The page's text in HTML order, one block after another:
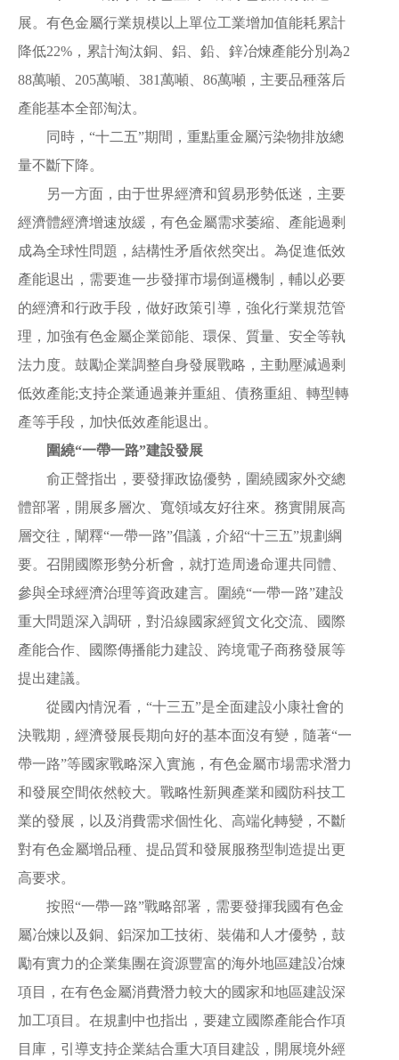
展。有色金屬行業規模以上單位工業增加值能耗累計
降低22%，累計淘汰銅、鋁、鉛、鋅冶煉產能分別為2
88萬噸、205萬噸、381萬噸、86萬噸，主要品種落后
產能基本全部淘汰。
同時，“十二五”期間，重點重金屬污染物排放總
量不斷下降。
另一方面，由于世界經濟和貿易形勢低迷，主要
經濟體經濟增速放緩，有色金屬需求萎縮、產能過剩
成為全球性問題，結構性矛盾依然突出。為促進低效
產能退出，需要進一步發揮市場倒逼機制，輔以必要
的經濟和行政手段，做好政策引導，強化行業規范管
理，加強有色金屬企業節能、環保、質量、安全等執
法力度。鼓勵企業調整自身發展戰略，主動壓減過剩
低效產能;支持企業通過兼并重組、債務重組、轉型轉
產等手段，加快低效產能退出。
圍繞“一帶一路”建設發展
俞正聲指出，要發揮政協優勢，圍繞國家外交總
體部署，開展多層次、寬領域友好往來。務實開展高
層交往，闡釋“一帶一路”倡議，介紹“十三五”規劃綱
要。召開國際形勢分析會，就打造周邊命運共同體、
參與全球經濟治理等資政建言。圍繞“一帶一路”建設
重大問題深入調研，對沿線國家經貿文化交流、國際
產能合作、國際傳播能力建設、跨境電子商務發展等
提出建議。
從國內情況看，“十三五”是全面建設小康社會的
決戰期，經濟發展長期向好的基本面沒有變，隨著“一
帶一路”等國家戰略深入實施，有色金屬市場需求潛力
和發展空間依然較大。戰略性新興產業和國防科技工
業的發展，以及消費需求個性化、高端化轉變，不斷
對有色金屬增品種、提品質和發展服務型制造提出更
高要求。
按照“一帶一路”戰略部署，需要發揮我國有色金
屬冶煉以及銅、鋁深加工技術、裝備和人才優勢，鼓
勵有實力的企業集團在資源豐富的海外地區建設冶煉
項目，在有色金屬消費潛力較大的國家和地區建設深
加工項目。在規劃中也指出，要建立國際產能合作項
目庫，引導支持企業結合重大項目建設，開展境外經